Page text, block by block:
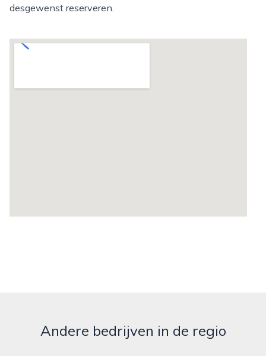
desgewenst reserveren.
Andere bedrijven in de regio